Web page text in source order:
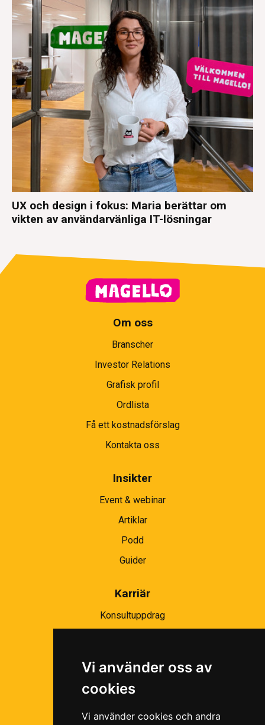
Vi använder oss av
cookies
Vi använder cookies och andra
UX och design i fokus: Maria berättar om
vikten av användarvänliga IT-lösningar
Om oss
Branscher
Investor Relations
Grafisk profil
Ordlista
Få ett kostnadsförslag
Kontakta oss
Insikter
Event & webinar
Artiklar
Podd
Guider
Karriär
Konsultuppdrag
Ramavtal